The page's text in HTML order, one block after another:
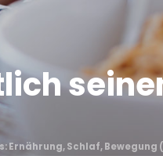
Ernährung, Schlaf, Bewegung (